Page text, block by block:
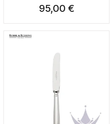
95,00 €